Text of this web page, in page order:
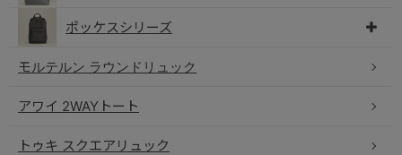
ポッケスシリーズ
モルテルン ラウンドリュック
アワイ 2WAYトート
トゥキ スクエアリュック